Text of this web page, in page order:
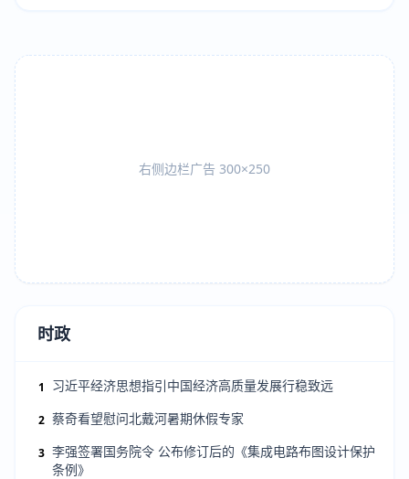
右侧边栏广告 300×250
时政
1 习近平经济思想指引中国经济高质量发展行稳致远
2 蔡奇看望慰问北戴河暑期休假专家
3 李强签署国务院令 公布修订后的《集成电路布图设计保护
条例》